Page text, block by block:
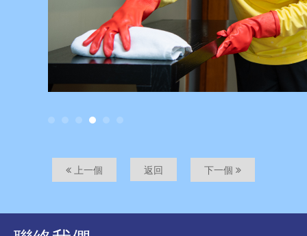
上一個 返回 下一個